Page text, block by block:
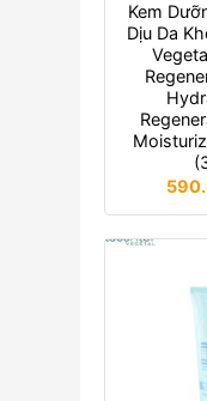
Kem
Dịu Da